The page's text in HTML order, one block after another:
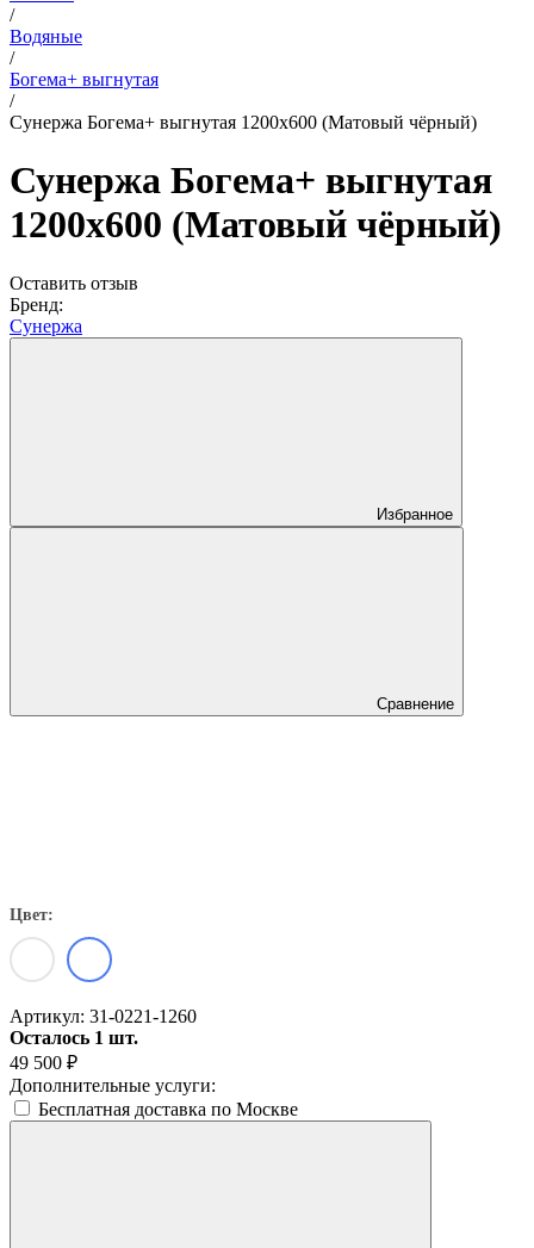
/
Водяные
/
Богема+ выгнутая
/
Сунержа Богема+ выгнутая 1200х600 (Матовый чёрный)
Сунержа Богема+ выгнутая
1200х600 (Матовый чёрный)
Оставить отзыв
Бренд:
Сунержа
Избранное
Сравнение
Цвет:
Артикул: 31-0221-1260
Осталось 1 шт.
49 500 ₽
Дополнительные услуги:
Бесплатная доставка по Москве